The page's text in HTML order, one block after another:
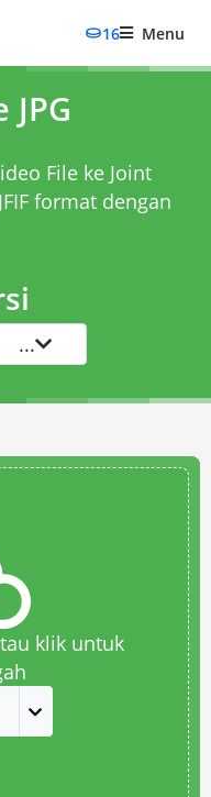
16 Menu
File ke Joint
format dengan
...
klik untuk